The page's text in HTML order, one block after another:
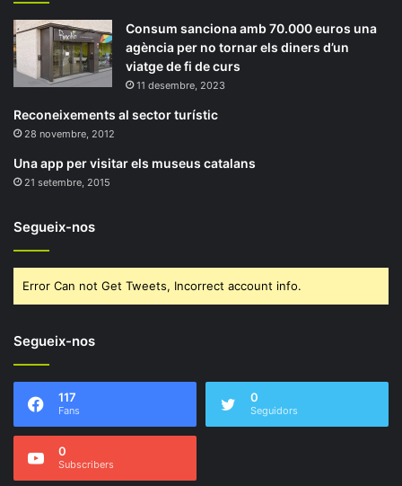
Consum sanciona amb 70.000 euros una
agència per no tornar els diners d’un
viatge de fi de curs
11 desembre, 2023
Reconeixements al sector turístic
28 novembre, 2012
Una app per visitar els museus catalans
21 setembre, 2015
Segueix-nos
Error Can not Get Tweets, Incorrect account info.
Segueix-nos
117
Fans
0
Seguidors
0
Subscribers